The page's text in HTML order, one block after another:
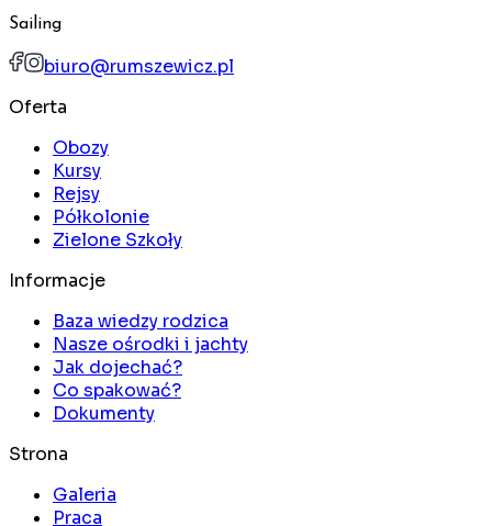
Sailing
biuro@rumszewicz.pl
Oferta
Obozy
Kursy
Rejsy
Półkolonie
Zielone Szkoły
Informacje
Baza wiedzy rodzica
Nasze ośrodki i jachty
Jak dojechać?
Co spakować?
Dokumenty
Strona
Galeria
Praca